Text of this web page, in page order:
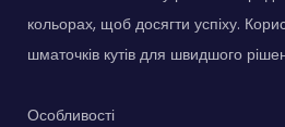
кольорах, щоб досягти успіху.
шматочків кутів для швидшого
Особливості